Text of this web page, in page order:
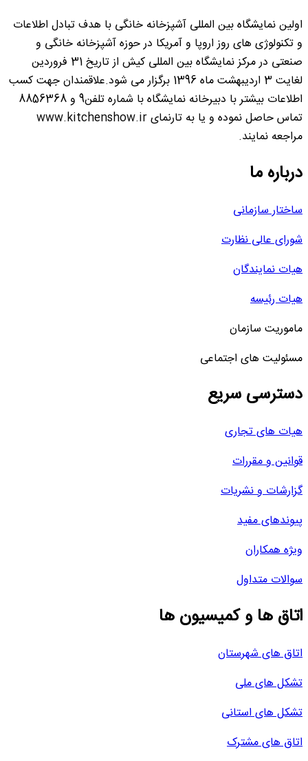
اولین نمایشگاه بین المللی آشپزخانه خانگی با هدف تبادل اطلاعات
و تکنولوژی های روز اروپا و آمریکا در حوزه آشپزخانه خانگی و
صنعتی در مرکز نمایشگاه بین المللی کیش از تاریخ 31 فروردین
لغایت 3 اردیبهشت ماه 1396 برگزار می شود.علاقمندان جهت کسب
اطلاعات بیشتر با دبیرخانه نمایشگاه با شماره تلفن9 و 8856368
تماس حاصل نموده و یا به تارنمای www.kitchenshow.ir
مراجعه نمایند.
درباره ما
ساختار سازمانی
شورای عالی نظارت
هیات نمایندگان
هیات رئیسه
ماموریت سازمان
مسئولیت های اجتماعی
دسترسی سریع
هیات های تجاری
قوانین و مقررات
گزارشات و نشریات
پیوندهای مفید
ویژه همکاران
سوالات متداول
اتاق ها و کمیسیون ها
اتاق های شهرستان
تشکل های ملی
تشکل های استانی
اتاق های مشترک